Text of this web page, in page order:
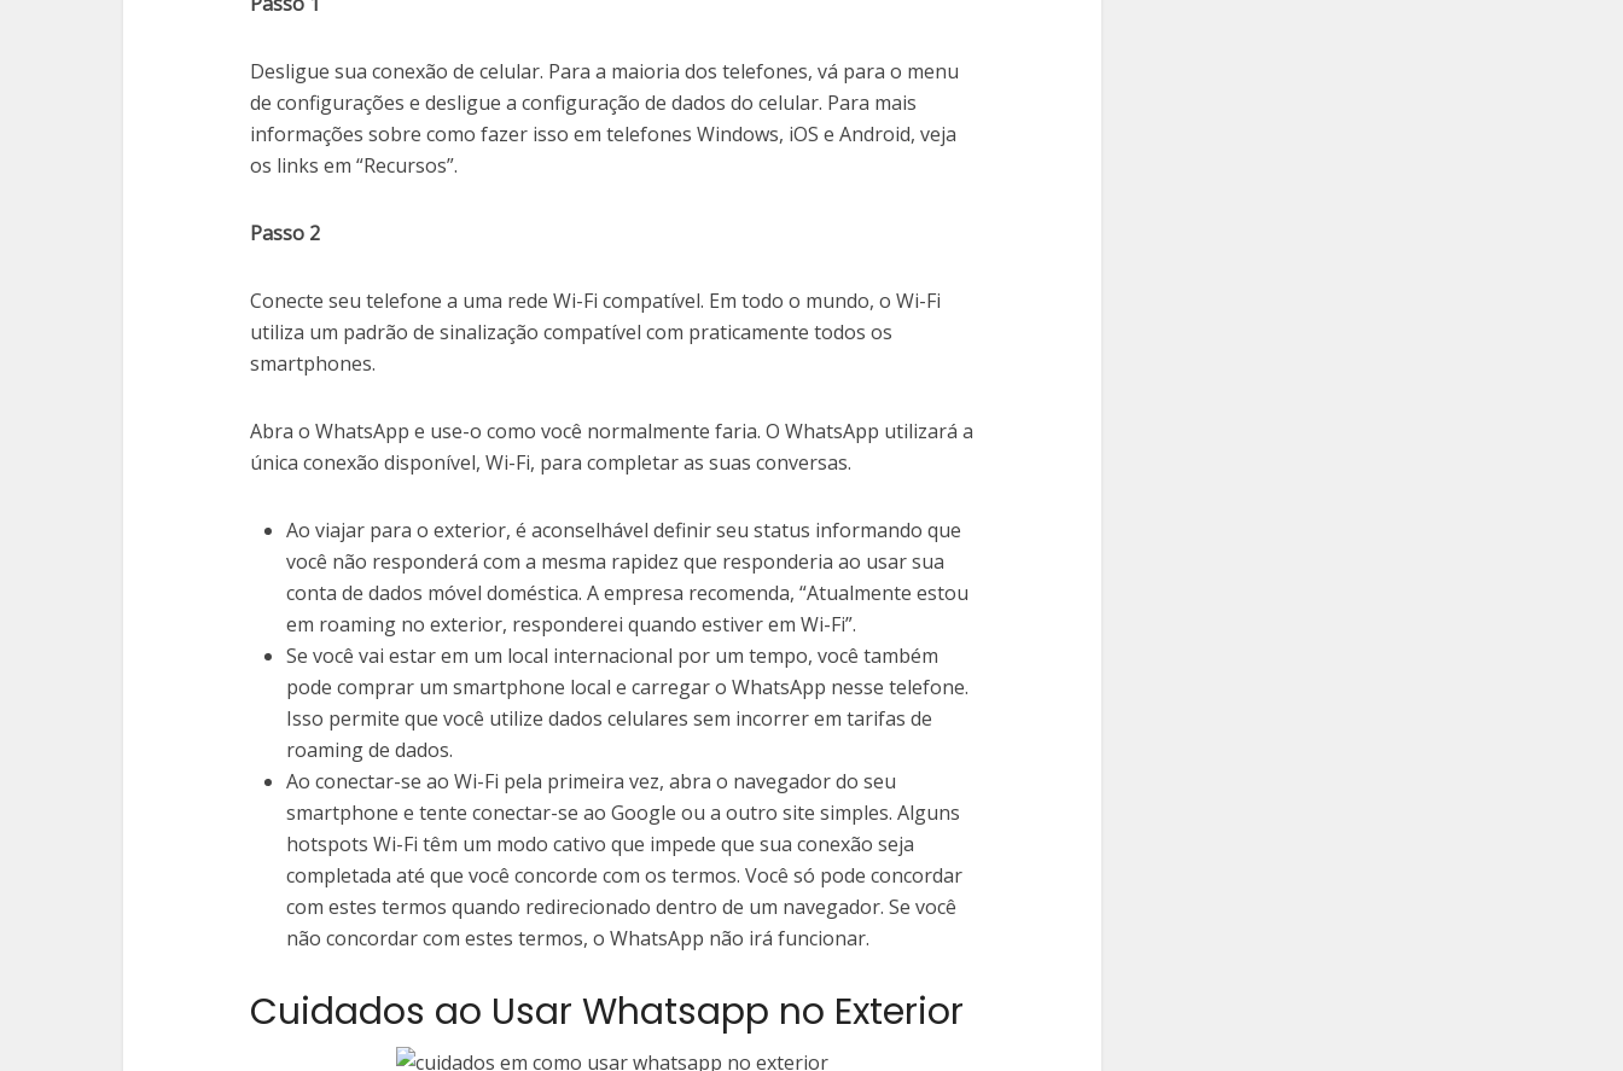
Desligue sua conexão de celular. Para a maioria dos telefones, vá para o menu
de configurações e desligue a configuração de dados do celular. Para mais
informações sobre como fazer isso em telefones Windows, iOS e Android, veja
os links em “Recursos”.
Passo 2
Conecte seu telefone a uma rede Wi-Fi compatível. Em todo o mundo, o Wi-Fi
utiliza um padrão de sinalização compatível com praticamente todos os
smartphones.
Abra o WhatsApp e use-o como você normalmente faria. O WhatsApp utilizará a
única conexão disponível, Wi-Fi, para completar as suas conversas.
Ao viajar para o exterior, é aconselhável definir seu status informando que
você não responderá com a mesma rapidez que responderia ao usar sua
conta de dados móvel doméstica. A empresa recomenda, “Atualmente estou
em roaming no exterior, responderei quando estiver em Wi-Fi”.
Se você vai estar em um local internacional por um tempo, você também
pode comprar um smartphone local e carregar o WhatsApp nesse telefone.
Isso permite que você utilize dados celulares sem incorrer em tarifas de
roaming de dados.
Ao conectar-se ao Wi-Fi pela primeira vez, abra o navegador do seu
smartphone e tente conectar-se ao Google ou a outro site simples. Alguns
hotspots Wi-Fi têm um modo cativo que impede que sua conexão seja
completada até que você concorde com os termos. Você só pode concordar
com estes termos quando redirecionado dentro de um navegador. Se você
não concordar com estes termos, o WhatsApp não irá funcionar.
Cuidados ao Usar Whatsapp no Exterior